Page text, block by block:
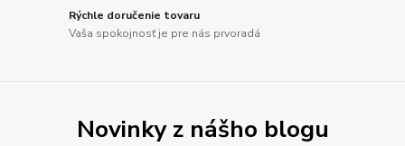
Rýchle doručenie tovaru
Vaša spokojnosť je pre nás prvoradá
Novinky z nášho blogu